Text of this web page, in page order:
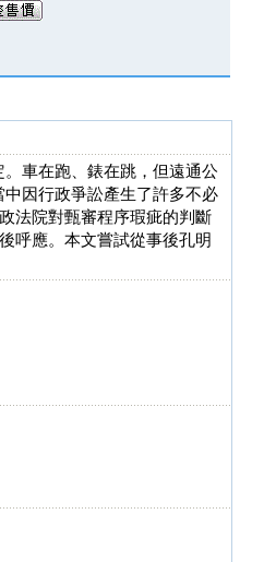
車在跑、錶在跳，但遠通公
因行政爭訟產生了許多不必
法院對甄審程序瑕疵的判斷
呼應。本文嘗試從事後孔明